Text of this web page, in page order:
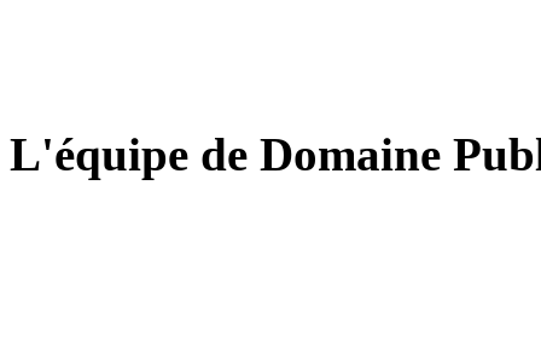
L'équipe de Domaine